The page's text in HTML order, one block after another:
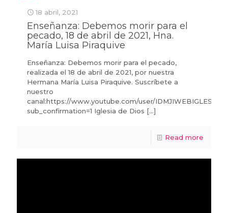
18 abril, 2021
Enseñanza: Debemos morir para el
pecado, 18 de abril de 2021, Hna.
María Luisa Piraquive
Enseñanza: Debemos morir para el pecado,
realizada el 18 de abril de 2021, por nuestra
Hermana María Luisa Piraquive. Suscríbete a
nuestro
canal:https://www.youtube.com/user/IDMJIWEBIGLESIA?
sub_confirmation=1 Iglesia de Dios […]
Read more